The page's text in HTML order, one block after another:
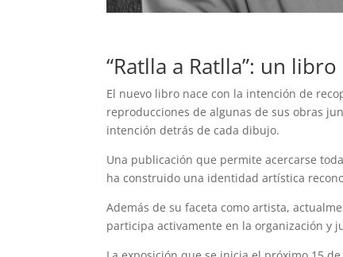
“Ratlla a Ratlla”: un
El nuevo libro nace con la intención de
reproducciones de algunas de sus obras
intención detrás de cada dibujo.
Una publicación que permite acercarse
ha construido una identidad artística
Además de su faceta como artista,
participa activamente en la organización y